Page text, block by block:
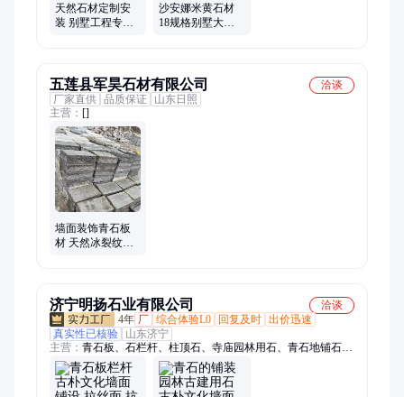
天然石材定制安
装 别墅工程专用
沙安娜米黄石材
18规格别墅大理
五莲县军昊石材有限公司
洽谈
厂家直供 品质保证
山东日照
主营： []
墙面装饰青石板
材 天然冰裂纹石
济宁明扬石业有限公司
洽谈
4年 厂 综合体验L0 回复及时 出价迅速
真实性已核验
山东济宁
主营： 青石板、石栏杆、柱顶石、寺庙园林用石、青石地铺石、
台明石、庭院地铺石、河道石栏杆、景区石栏杆、广场地铺石